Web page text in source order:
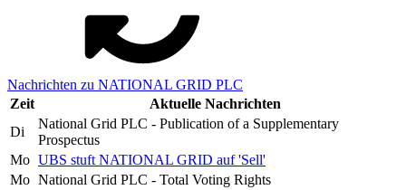
Nachrichten zu NATIONAL GRID PLC
Zeit
Aktuelle Nachrichten
Di
National Grid PLC - Publication of a Supplementary
Prospectus
Mo UBS stuft NATIONAL GRID auf 'Sell'
Mo National Grid PLC - Total Voting Rights